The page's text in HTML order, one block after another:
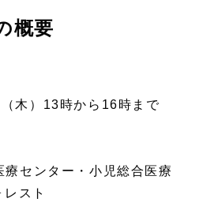
概要
木）13時から16時まで
センター・小児総合医療
スト